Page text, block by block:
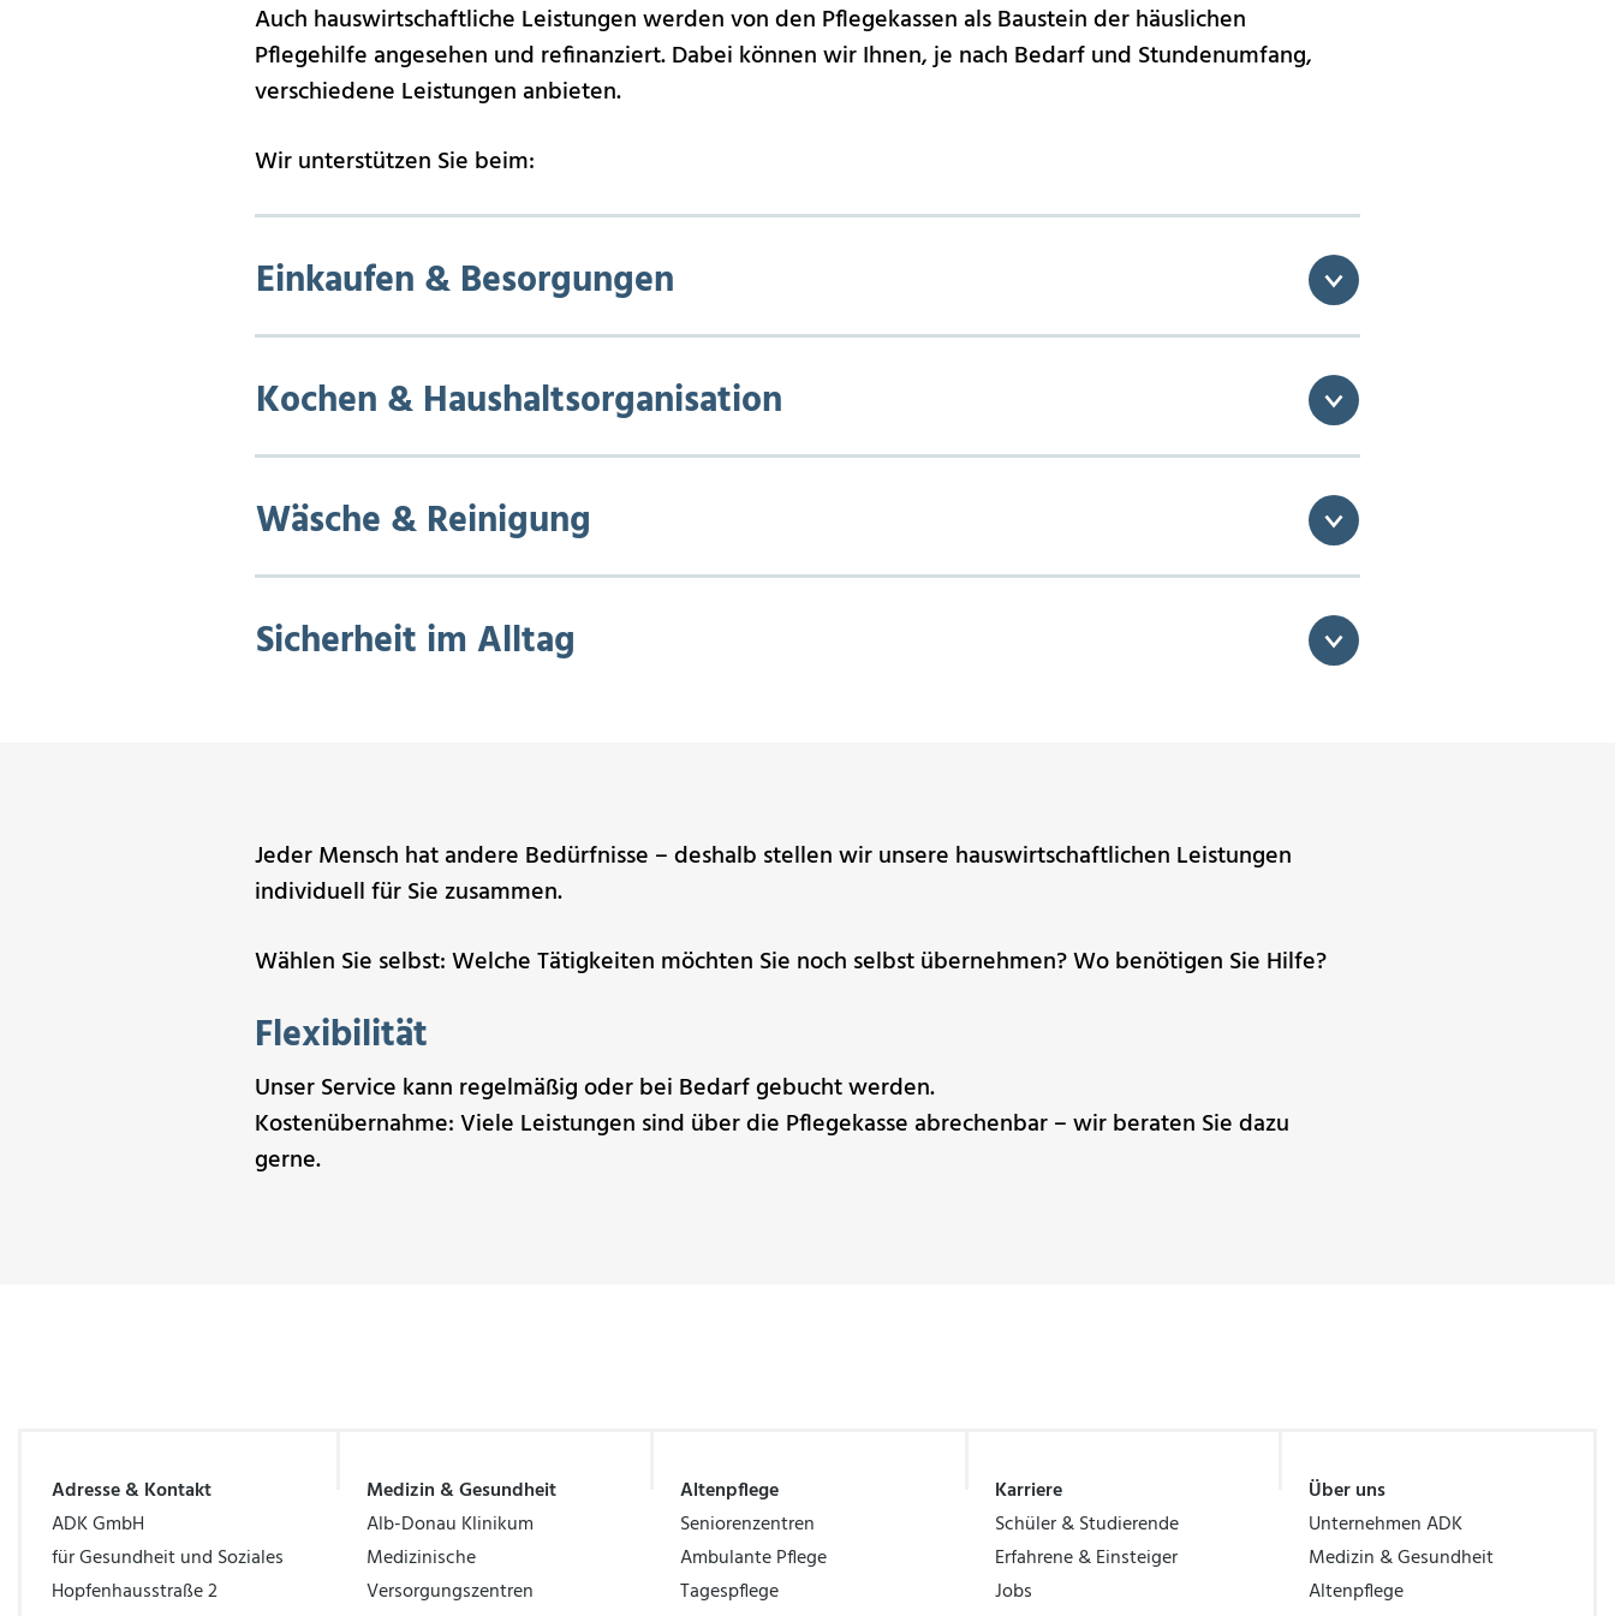
Auch hauswirtschaftliche Leistungen werden von den Pflegekassen als Baustein der häuslichen
Pflegehilfe angesehen und refinanziert. Dabei können wir Ihnen, je nach Bedarf und Stundenumfang,
verschiedene Leistungen anbieten.
Wir unterstützen Sie beim:
Einkaufen & Besorgungen
Kochen & Haushaltsorganisation
Wäsche & Reinigung
Sicherheit im Alltag
Jeder Mensch hat andere Bedürfnisse – deshalb stellen wir unsere hauswirtschaftlichen Leistungen
individuell für Sie zusammen.
Wählen Sie selbst:Welche Tätigkeiten möchten Sie noch selbst übernehmen? Wo benötigen Sie Hilfe?
Flexibilität
Unser Service kann regelmäßig oder bei Bedarf gebucht werden.
Kostenübernahme: Viele Leistungen sind über die Pflegekasse abrechenbar – wir beraten Sie dazu
gerne.
Adresse & Kontakt
ADK GmbH
für Gesundheit und Soziales
Hopfenhausstraße 2
Medizin & Gesundheit
Alb-Donau Klinikum
Medizinische
Versorgungszentren
Altenpflege
Seniorenzentren
Ambulante Pflege
Tagespflege
Karriere
Schüler & Studierende
Erfahrene & Einsteiger
Jobs
Über uns
Unternehmen ADK
Medizin & Gesundheit
Altenpflege